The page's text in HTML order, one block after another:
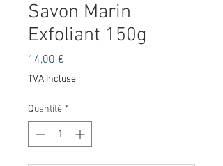
Savon Marin
Exfoliant 150g
14,00 €
TVA Incluse
Quantité *